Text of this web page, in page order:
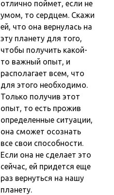
отлично поймет, если не
умом, то сердцем. Скажи
ей, что она вернулась на
эту планету для того,
чтобы получить какой-
то важный опыт, и
располагает всем, что
для этого необходимо.
Только получив этот
опыт, то есть прожив
определенные ситуации,
она сможет осознать
все свои способности.
Если она не сделает это
сейчас, ей придется еще
раз вернуться на нашу
планету.